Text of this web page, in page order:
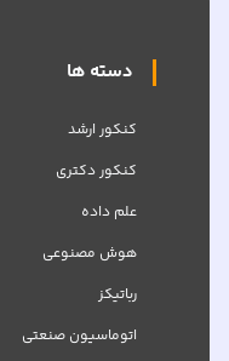
دسته ها
کنکور ارشد
کنکور دکتری
علم داده
هوش مصنوعی
رباتیکز
اتوماسیون صنعتی